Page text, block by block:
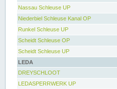
Nassau Schleuse UP
Niederbiel Schleuse Kanal OP
Runkel Schleuse UP
Scheidt Schleuse OP
Scheidt Schleuse UP
LEDA
DREYSCHLOOT
LEDASPERRWERK UP